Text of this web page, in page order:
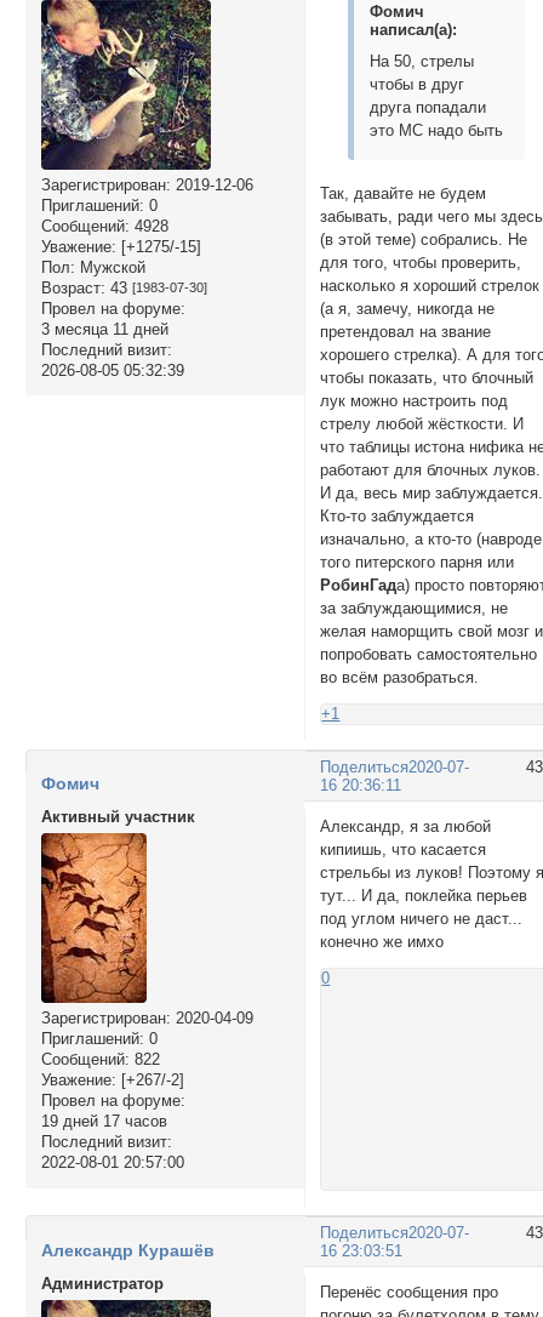
Зарегистрирован: 2019-12-06
Приглашений: 0
Сообщений: 4928
Уважение: [+1275/-15]
Пол: Мужской
Возраст: 43 [1983-07-30]
Провел на форуме:
3 месяца 11 дней
Последний визит:
2026-08-05 05:32:39
Фомич
написал(а):
На 50, стрелы
чтобы в друг
друга попадали
это МС надо быть
Так, давайте не будем
забывать, ради чего мы здесь
(в этой теме) собрались. Не
для того, чтобы проверить,
насколько я хороший стрелок
(а я, замечу, никогда не
претендовал на звание
хорошего стрелка). А для
чтобы показать, что блочный
лук можно настроить под
стрелу любой жёсткости. И
что таблицы истона нифика
работают для блочных луков.
И да, весь мир заблуждается.
Кто-то заблуждается
изначально, а кто-то (навроде
того питерского парня или
РобинГада) просто
за заблуждающимися, не
желая наморщить свой мозг и
попробовать самостоятельно
во всём разобраться.
+1
Поделиться2020-07-
16 20:36:11
Фомич
Активный участник
Зарегистрирован: 2020-04-09
Приглашений: 0
Сообщений: 822
Уважение: [+267/-2]
Провел на форуме:
19 дней 17 часов
Последний визит:
2022-08-01 20:57:00
Александр, я за любой
кипиишь, что касается
стрельбы из луков! Поэтому
тут... И да, поклейка перьев
под углом ничего не даст...
конечно же имхо
0
Поделиться2020-07-
16 23:03:51
Александр Курашёв
Администратор
Перенёс сообщения про